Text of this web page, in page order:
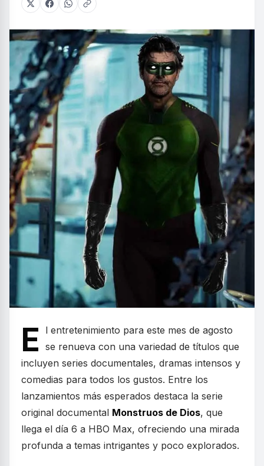
E
l entretenimiento para este mes de agosto
se renueva con una variedad de títulos que
incluyen series documentales, dramas intensos y
comedias para todos los gustos. Entre los
lanzamientos más esperados destaca la serie
original documental Monstruos de Dios, que
llega el día 6 a HBO Max, ofreciendo una mirada
profunda a temas intrigantes y poco explorados.